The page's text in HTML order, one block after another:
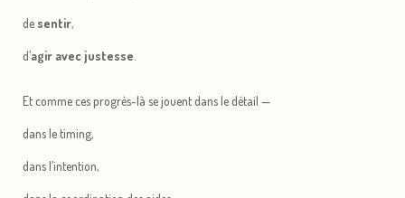
de sentir,
d’agir avec justesse
Et comme ces progrès-là se jouent dans le détail —
dans le timing,
dans l’intention,